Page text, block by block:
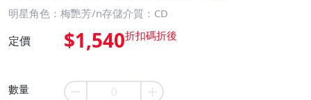
明星角色：梅艷芳/n存儲介質：CD
定價 $1,540
數量